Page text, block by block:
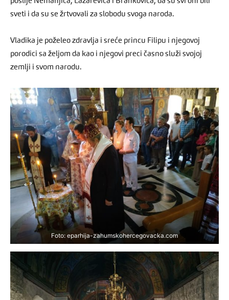
sveti i da su se žrtvovali za slobodu svoga naroda.
Vladika je poželeo zdravlja i sreće princu Filipu i njegovoj
porodici sa željom da kao i njegovi preci časno služi svojoj
zemlji i svom narodu.
Foto: eparhija-zahumskohercegovacka.com